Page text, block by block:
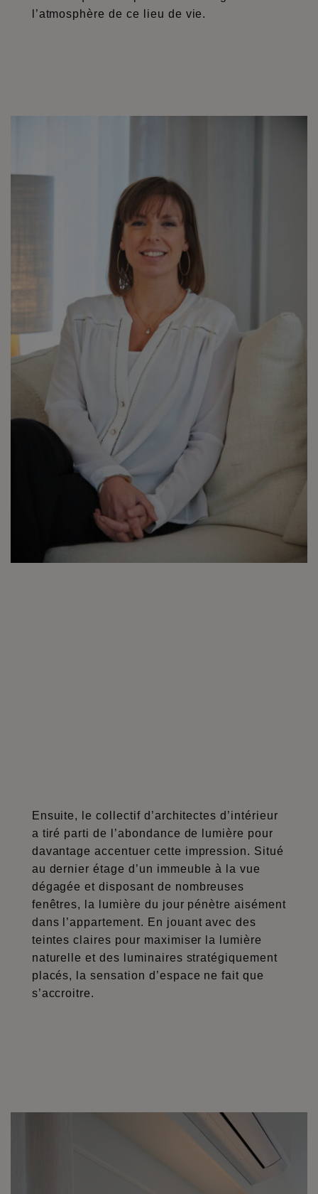
l’atmosphère de ce lieu de vie.
Ensuite, le collectif d’architectes d’intérieur
a tiré parti de l’abondance de lumière pour
davantage accentuer cette impression. Situé
au dernier étage d’un immeuble à la vue
dégagée et disposant de nombreuses
fenêtres, la lumière du jour pénètre aisément
dans l’appartement. En jouant avec des
teintes claires pour maximiser la lumière
naturelle et des luminaires stratégiquement
placés, la sensation d’espace ne fait que
s’accroitre.